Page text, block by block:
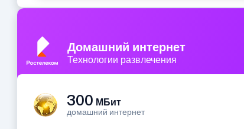
Домашний интернет
Технологии развлечения
300 МБит
домашний интернет